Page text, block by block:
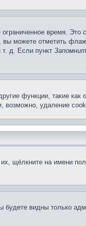
время. Это
вы можете отметить
т. д. Если пункт
функции, такие как
возможно, удаление
щёлкните на имени
будете видны только